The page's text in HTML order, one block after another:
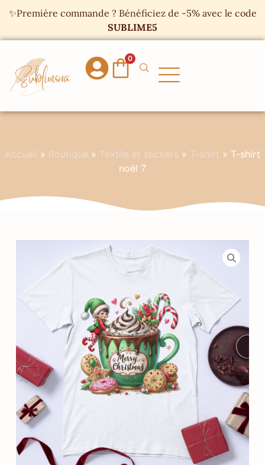
✨Première commande ? Bénéficiez de -5% avec le code
SUBLIME5
0
Accueil » Boutique » Textile et stickers » T-shirt » T-shirt
noël 7
Panneau de gestion des cookies